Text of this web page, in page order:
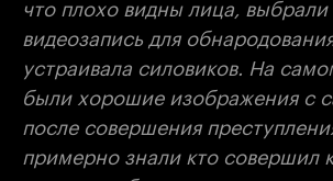
видеозапись для
устраивала силовиков. На
были хорошие изображения с
после совершения
примерно знали кто совершил